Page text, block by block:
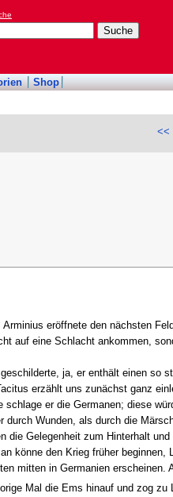
Shop
<<
eröffnete den nächsten
auf eine Schlacht ankommen,
ja, er enthält einen so
erzählt uns zunächst ganz
er die Germanen; diese
durch Wunden, als durch die
die Gelegenheit zum Hinterhalt
könne den Krieg früher beginnen,
mitten in Germanien erscheinen.
Mal die Ems hinauf und zog zu